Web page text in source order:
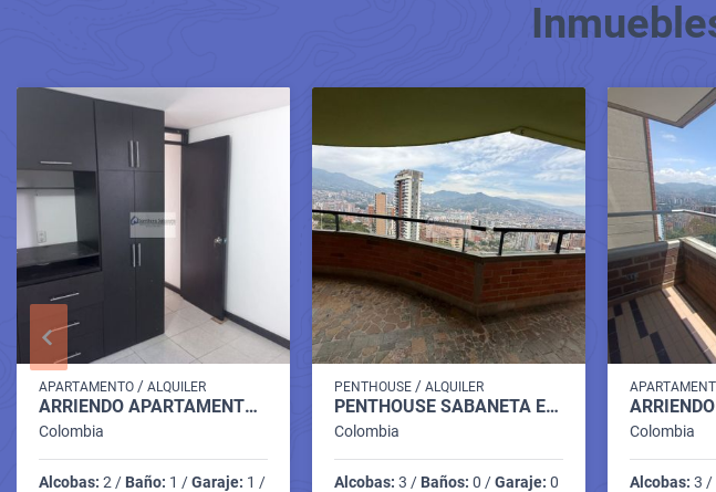
APARTAMENTO / ALQUILER
ARRIENDO APARTAMENTO LA ESTRELLA VEREDA LA RAYA P.8 C.10236625
Colombia
Alcobas: 2 / Baño: 1 /Garaje: 1 /
PENTHOUSE/ ALQUILER
PENTHOUSE SABANETA EN ALQUILER P 14 COD 9710198
Colombia
Alcobas: 3 / Baños: 0 /Garaje: 0
Colombia
Alcobas: 3 /